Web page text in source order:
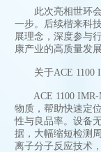
此次亮相世环会
一步。后续楷来科
展理念，深度参与
康产业的高质量发
关于ACE 1100
ACE 1100 IMR-
物质，帮助快速定
性与良品率。设备
据，大幅缩短检测
离子分子反应技术